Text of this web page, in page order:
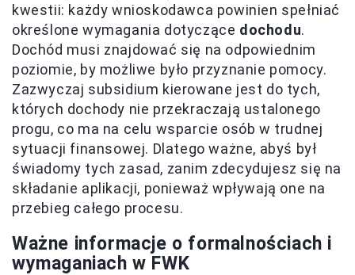
kwestii: każdy wnioskodawca powinien spełniać
określone wymagania dotyczące dochodu.
Dochód musi znajdować się na odpowiednim
poziomie, by możliwe było przyznanie pomocy.
Zazwyczaj subsidium kierowane jest do tych,
których dochody nie przekraczają ustalonego
progu, co ma na celu wsparcie osób w trudnej
sytuacji finansowej. Dlatego ważne, abyś był
świadomy tych zasad, zanim zdecydujesz się na
składanie aplikacji, ponieważ wpływają one na
przebieg całego procesu.
Ważne informacje o formalnościach i
wymaganiach w FWK